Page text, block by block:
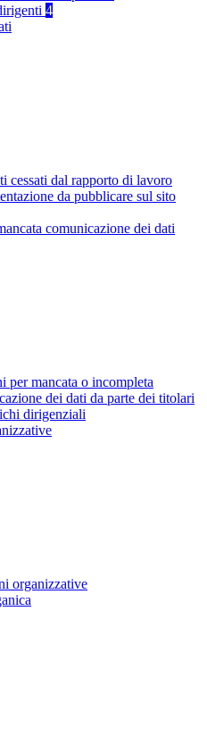
4
cessati dal rapporto di lavoro
da pubblicare sul sito
comunicazione dei dati
per mancata o incompleta
dei dati da parte dei titolari
dirigenziali
organizzative